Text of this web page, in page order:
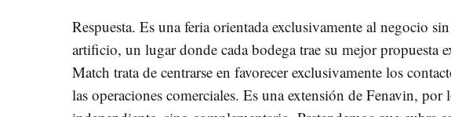
Respuesta. Es una feria orientada exclusivamente al negocio
artificio, un lugar donde cada bodega trae su mejor propuesta
Match trata de centrarse en favorecer exclusivamente los
las operaciones comerciales. Es una extensión de Fenavin, por